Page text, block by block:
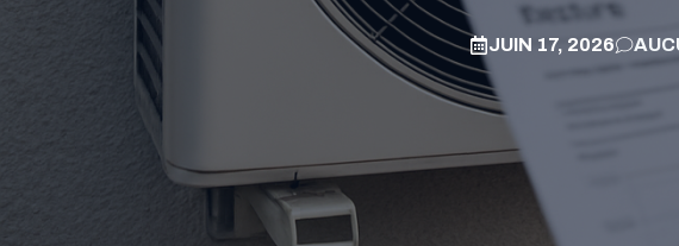
JUIN 17, 2026